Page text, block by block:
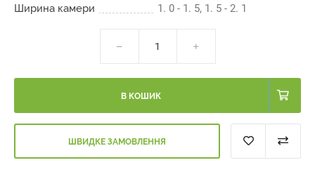
Ширина камери 1. 0 - 1. 5, 1. 5 - 2. 1
В КОШИК
ШВИДКЕ ЗАМОВЛЕННЯ